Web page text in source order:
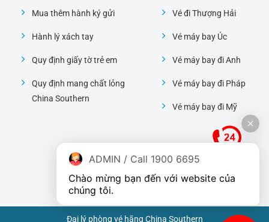
Mua thêm hành ký gửi
Hành lý xách tay
Quy định giấy tờ trẻ em
Quy định mang chất lỏng
China Southern
Vé đi Thượng Hải
Vé máy bay Úc
Vé máy bay đi Anh
Vé máy bay đi Pháp
Vé máy bay đi Mỹ
Đại lý phòng vé hãng China Southern
ADMIN / Call 1900 6695
Chào mừng bạn đến với website của
chúng tôi.